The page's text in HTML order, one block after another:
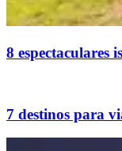
8 espectaculares
7 destinos para